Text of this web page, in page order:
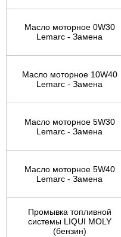
Масло моторное 0W30
Lemarc - Замена
Масло моторное 10W40
Lemarc - Замена
Масло моторное 5W30
Lemarc - Замена
Масло моторное 5W40
Lemarc - Замена
Промывка топливной
системы LIQUI MOLY
(бензин)